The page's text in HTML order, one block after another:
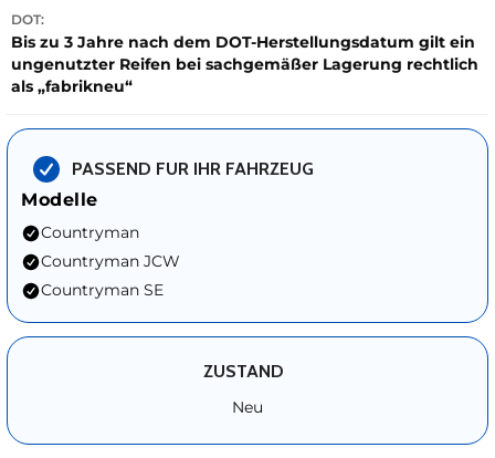
DOT:
Bis zu 3 Jahre nach dem DOT-Herstellungsdatum gilt ein
ungenutzter Reifen bei sachgemäßer Lagerung rechtlich
als „fabrikneu“
PASSEND FUR IHR FAHRZEUG
Modelle
Countryman
Countryman JCW
Countryman SE
ZUSTAND
Neu